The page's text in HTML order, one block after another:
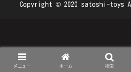
Copyright © 2020 satoshi-toys
メニュー ホーム 検索